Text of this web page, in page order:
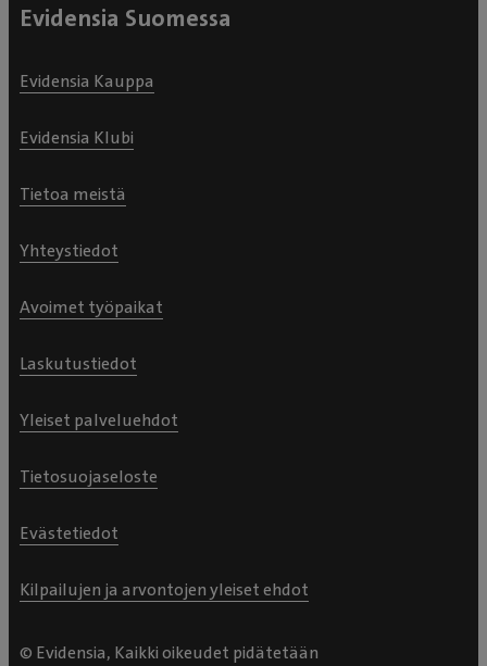
Evidensia Suomessa
Evidensia Kauppa
Evidensia Klubi
Tietoa meistä
Yhteystiedot
Avoimet työpaikat
Laskutustiedot
Yleiset palveluehdot
Tietosuojaseloste
Evästetiedot
Kilpailujen ja arvontojen yleiset ehdot
© Evidensia, Kaikki oikeudet pidätetään